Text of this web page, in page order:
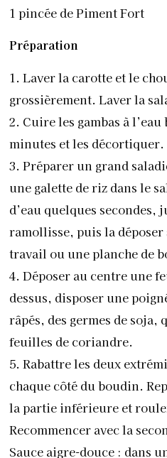
1 pincée de Piment Fort
Préparation
1. Laver la carotte et le
grossièrement. Laver la
2. Cuire les gambas à
minutes et les décortiquer.
3. Préparer un grand
une galette de riz dans le
d’eau quelques secondes,
ramollisse, puis la
travail ou une planche de
4. Déposer au centre une
dessus, disposer une
râpés, des germes de soja,
feuilles de coriandre.
5. Rabattre les deux
chaque côté du boudin.
la partie inférieure et
Recommencer avec la
Sauce aigre-douce : dans